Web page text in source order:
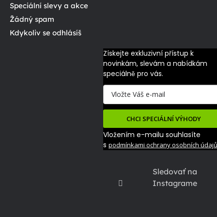
Sledovať na
Instagrame
Speciální slevy a akce
Žádný spam
Kdykoliv se odhlásíš
Získejte exkluzivní přístup k
novinkám, slevám a nabídkám
speciálně pro vás.
CHCI SPECIÁLNÍ VÝHODY
Vložením e-mailu souhlasíte
s podmínkami ochrany osobních údajů